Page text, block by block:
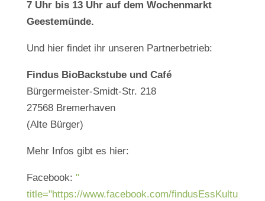
7 Uhr bis 13 Uhr auf dem Wochenmarkt
Geestemünde.
Und hier findet ihr unseren Partnerbetrieb:
Findus BioBackstube und Café
Bürgermeister-Smidt-Str. 218
27568 Bremerhaven
(Alte Bürger)
Mehr Infos gibt es hier:
Facebook: "
title="https://www.facebook.com/findusEssKultu